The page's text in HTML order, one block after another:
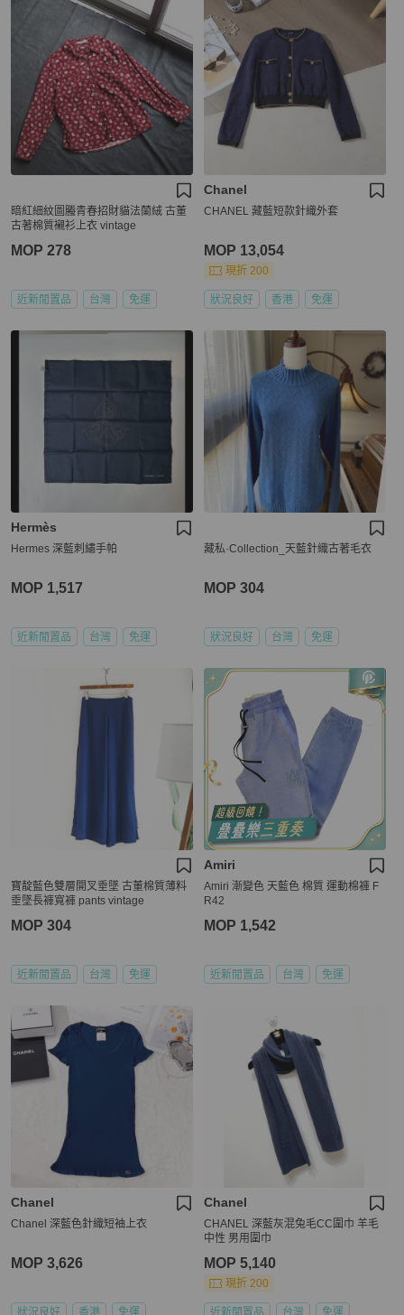
暗紅細紋圖螣青春招財貓法蘭絨 古董
古著棉質襯衫上衣 vintage
MOP 278
近新閒置品 台灣 免運
Chanel
CHANEL 藏藍短款針織外套
MOP 13,054
現折 200
狀況良好 香港 免運
Hermès
Hermes 深藍刺繡手帕
MOP 1,517
近新閒置品 台灣 免運
藏私·Collection_天藍針織古著毛衣
MOP 304
狀況良好 台灣 免運
寶靛藍色雙層開叉垂墜 古董棉質薄料
垂墜長褲寬褲 pants vintage
MOP 304
近新閒置品 台灣 免運
Amiri
Amiri 漸變色 天藍色 棉質 運動棉褲 F
R42
MOP 1,542
近新閒置品 台灣 免運
Chanel
Chanel 深藍色針織短袖上衣
MOP 3,626
狀況良好 香港 免運
Chanel
CHANEL 深藍灰混兔毛CC圍巾 羊毛
中性 男用圍巾
MOP 5,140
現折 200
近新閒置品 台灣 免運